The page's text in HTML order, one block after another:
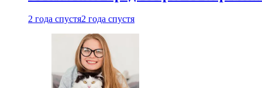
2 года спустя2 года спустя